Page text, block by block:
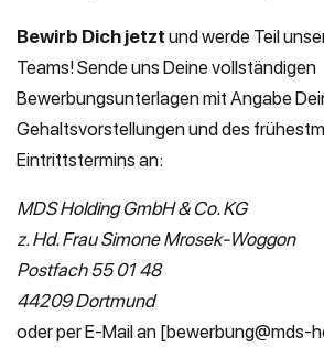
Bewirb Dich jetzt und werde Teil
Teams! Sende uns Deine vollständigen
Bewerbungsunterlagen mit Angabe
Gehaltsvorstellungen und des
Eintrittstermins an:
MDS Holding GmbH & Co. KG
z. Hd.Frau Simone Mrosek-Woggon
Postfach 55 01 48
44209 Dortmund
oder per E-Mail an [bewerbung@mds-